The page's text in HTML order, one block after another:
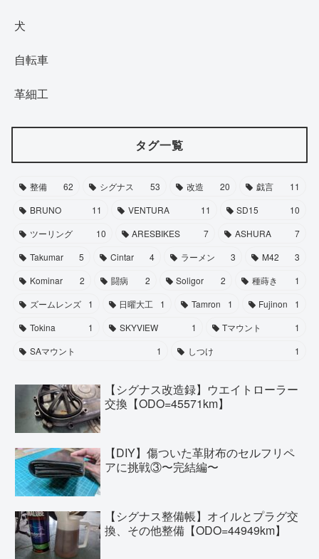
犬
自転車
革細工
タグ一覧
整備 62 シグナス 53 改造 20 戯言
11
BRUNO
11 VENTURA 11 SD15
10
ツーリング
10 ARESBIKES 7 ASHURA
7
Takumar
5 Cintar 4 ラーメン 3 M42
3
Kominar
2 闘病 2 Soligor 2 種蒔き
1
ズームレンズ
1 日曜大工 1 Tamron 1 Fujinon
1
Tokina
1 SKYVIEW 1 Tマウント
1
SAマウント
1 しつけ 1
【シグナス改造録】ウエイトローラー
交換【ODO=45571km】
【DIY】傷ついた革財布のセルフリペ
アに挑戦③〜完結編〜
【シグナス整備帳】オイルとプラグ交
換、その他整備【ODO=44949km】